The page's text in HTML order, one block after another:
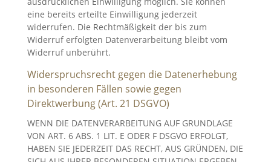
eine bereits erteilte Einwilligung jederzeit
widerrufen. Die Rechtmäßigkeit der bis zum
Widerruf erfolgten Datenverarbeitung bleibt vom
Widerruf unberührt.
Widerspruchsrecht gegen die Datenerhebung
in besonderen Fällen sowie gegen
Direktwerbung (Art. 21 DSGVO)
WENN DIE DATENVERARBEITUNG AUF GRUNDLAGE
VON ART. 6 ABS. 1 LIT. E ODER F DSGVO ERFOLGT,
HABEN SIE JEDERZEIT DAS RECHT, AUS GRÜNDEN, DIE